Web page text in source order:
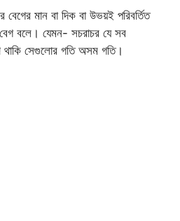
মান বা দিক বা উভয়ই পরিবর্তিত
বলে। যেমন- সচরাচর যে সব
থাকি সেগুলোর গতি অসম গতি।